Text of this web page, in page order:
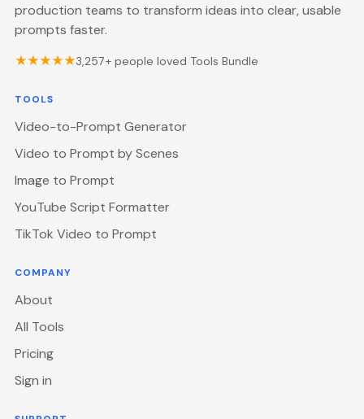
production teams to transform ideas into clear, usable
prompts faster.
★★★★★3,257+ people loved Tools Bundle
TOOLS
Video-to-Prompt Generator
Video to Prompt by Scenes
Image to Prompt
YouTube Script Formatter
TikTok Video to Prompt
COMPANY
About
All Tools
Pricing
Sign in